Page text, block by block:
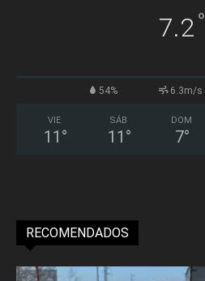
7.2°
54% 6.3m/s
VIE
11 °
SÁB
11 °
DOM
7°
RECOMENDADOS